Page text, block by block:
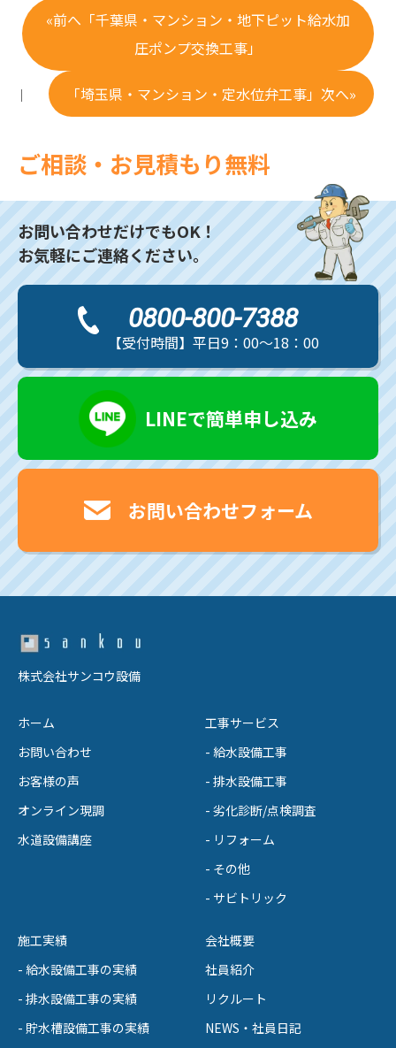
«前へ「千葉県・マンション・地下ピット給水加
圧ポンプ交換工事」
｜ 「埼玉県・マンション・定水位弁工事」次へ»
ご相談・お見積もり無料
お問い合わせだけでもOK！
お気軽にご連絡ください。
0800-800-7388
【受付時間】平日9：00～18：00
LINEで簡単申し込み
お問い合わせフォーム
株式会社サンコウ設備
ホーム
お問い合わせ
お客様の声
オンライン現調
水道設備講座
工事サービス
- 給水設備工事
- 排水設備工事
- 劣化診断/点検調査
- リフォーム
- その他
- サビトリック
施工実績
- 給水設備工事の実績
- 排水設備工事の実績
- 貯水槽設備工事の実績
会社概要
社員紹介
リクルート
NEWS・社員日記